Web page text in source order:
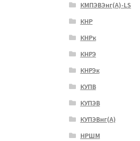
КМПЭВЭнг(А)-LS
КНР
КНРк
КНРЭ
КНРЭк
КУПВ
КУПЭВ
КУПЭВнг(А)
НРШМ